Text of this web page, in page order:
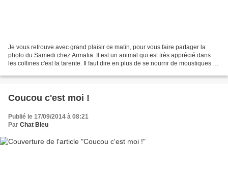
Je vous retrouve avec grand plaisir ce matin, pour vous faire partager la
photo du Samedi chez Armatia. Il est un animal qui est très apprécié dans
les collines c'est la tarente. Il faut dire en plus de se nourrir de moustiques et
Coucou c'est moi !
Publié le 17/09/2014 à 08:21
Par Chat Bleu